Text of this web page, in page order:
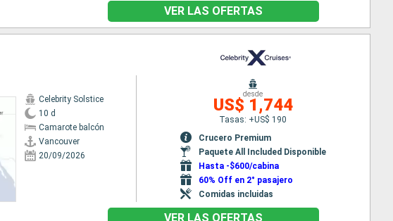
VER LAS OFERTAS
Celebrity Solstice
10 d
Camarote balcón
Vancouver
20/09/2026
desde
US$ 1,744
Tasas: +US$ 190
Crucero Premium
Paquete All Included Disponible
Hasta -$600/cabina
60% Off en 2° pasajero
Comidas incluidas
VER LAS OFERTAS